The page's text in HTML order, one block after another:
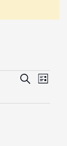
und
SucheListe